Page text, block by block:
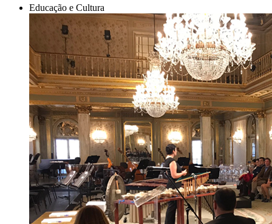
Educação e Cultura